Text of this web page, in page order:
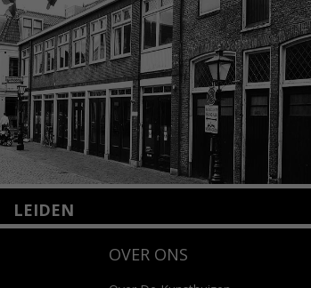
LEIDEN
OVER ONS